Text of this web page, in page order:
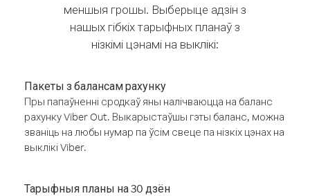
меншыя грошы. Выберыце адзін з
нашых гібкіх тарыфных планаў з
нізкімі цэнамі на выклікі:
Пакеты з балансам рахунку
Пры папаўненні сродкаў яны налічваюцца на баланс
рахунку Viber Out. Выкарыстаўшы гэты баланс, можна
званіць на любы нумар па ўсім свеце па нізкіх цэнах на
выклікі Viber.
Тарыфныя планы на 30 дзён